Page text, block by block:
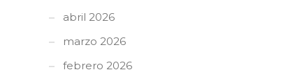
abril 2026
marzo 2026
febrero 2026